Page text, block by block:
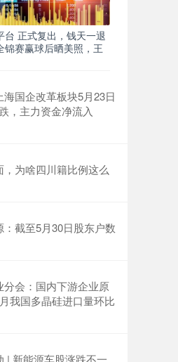
台 正式复出，钱天一退
锦赛赢球后晒美照，王
国企改革板块5月23日
，主力资金净流入
为啥四川籍比例这么
截至5月30日股东户数
会：国内下游企业原
我国多晶硅进口量环比
| 新能源车股涨跌不一